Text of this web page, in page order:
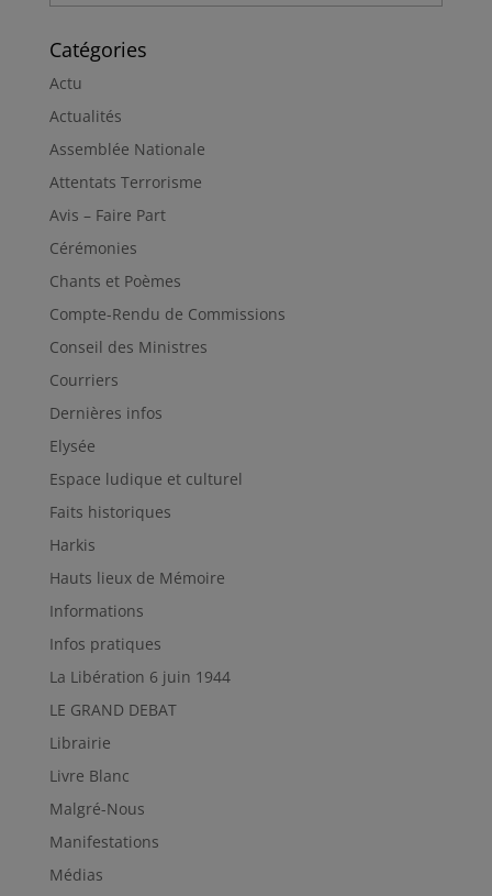
Catégories
Actu
Actualités
Assemblée Nationale
Attentats Terrorisme
Avis – Faire Part
Cérémonies
Chants et Poèmes
Compte-Rendu de Commissions
Conseil des Ministres
Courriers
Dernières infos
Elysée
Espace ludique et culturel
Faits historiques
Harkis
Hauts lieux de Mémoire
Informations
Infos pratiques
La Libération 6 juin 1944
LE GRAND DEBAT
Librairie
Livre Blanc
Malgré-Nous
Manifestations
Médias